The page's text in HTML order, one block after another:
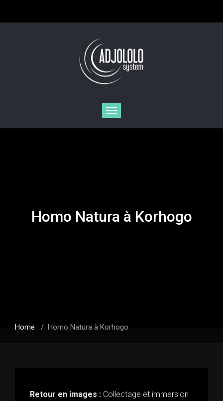
Toggle
navigation
Homo Natura à Korhogo
Home / Homo Natura à Korhogo
Retour en images : Collectage et immersion